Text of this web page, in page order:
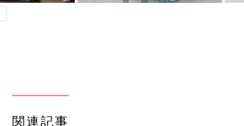
関連記事